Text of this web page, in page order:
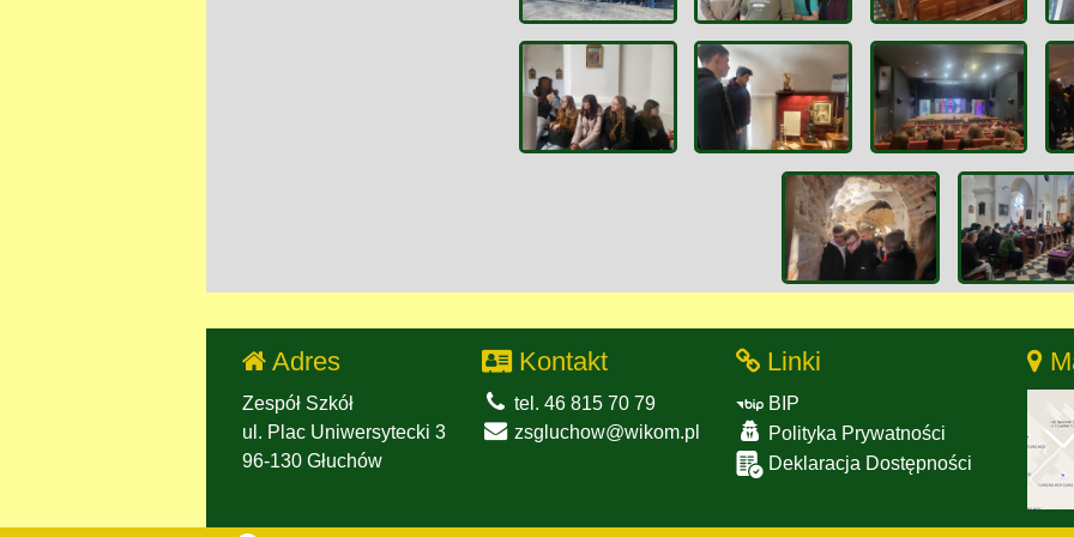
Adres
Zespół Szkół
ul. Plac Uniwersytecki 3
96-130 Głuchów
Kontakt
tel. 46 815 70 79
zsgluchow@wikom.pl
Linki
BIP
Polityka Prywatności
Deklaracja Dostępności